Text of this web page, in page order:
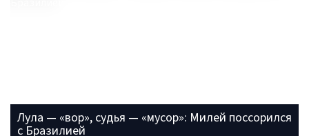
Лула — «вор», судья — «мусор»: Милей поссорился
с Бразилией